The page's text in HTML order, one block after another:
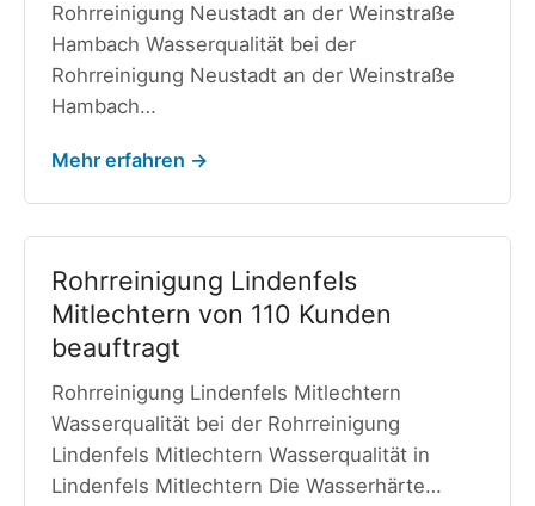
Rohrreinigung Neustadt an der Weinstraße
Hambach Wasserqualität bei der
Rohrreinigung Neustadt an der Weinstraße
Hambach…
Mehr erfahren →
Rohrreinigung Lindenfels
Mitlechtern von 110 Kunden
beauftragt
Rohrreinigung Lindenfels Mitlechtern
Wasserqualität bei der Rohrreinigung
Lindenfels Mitlechtern Wasserqualität in
Lindenfels Mitlechtern Die Wasserhärte…